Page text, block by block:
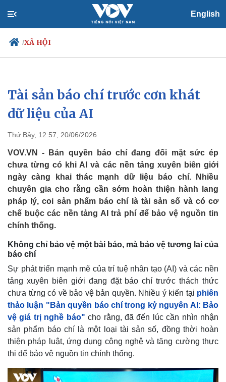
English
/XÃ HỘI
Chính trị
Đảng
Tổ chức nhân sự
Nhận diện sự thật
Xã hội
Việc làm
Biển đảo
Tài sản báo chí trước cơn khát
dữ liệu của AI
Thứ Bảy, 12:57, 20/06/2026
VOV.VN - Bản quyền báo chí đang đối mặt sức ép
chưa từng có khi AI và các nền tảng xuyên biên giới
ngày càng khai thác mạnh dữ liệu báo chí. Nhiều
chuyên gia cho rằng cần sớm hoàn thiện hành lang
pháp lý, coi sản phẩm báo chí là tài sản số và có cơ
chế buộc các nền tảng AI trả phí để bảo vệ nguồn tin
chính thống.
Không chỉ bảo vệ một bài báo, mà bảo vệ tương lai của
báo chí
Sự phát triển mạnh mẽ của trí tuệ nhân tạo (AI) và các nền
tảng xuyên biên giới đang đặt báo chí trước thách thức
chưa từng có về bảo vệ bản quyền. Nhiều ý kiến tại phiên
thảo luận "Bản quyền báo chí trong kỷ nguyên AI: Bảo
vệ giá trị nghề báo"cho rằng, đã đến lúc cần nhìn nhận
sản phẩm báo chí là một loại tài sản số, đồng thời hoàn
thiện pháp luật, ứng dụng công nghệ và tăng cường thực
thi để bảo vệ nguồn tin chính thống.